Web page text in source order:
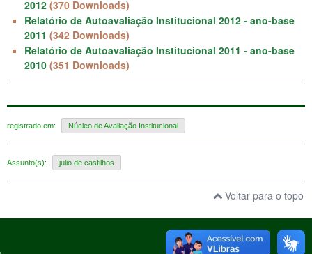
2012 (370 Downloads)
Relatório de Autoavaliação Institucional 2012 - ano-base
2011 (342 Downloads)
Relatório de Autoavaliação Institucional 2011 - ano-base
2010 (351 Downloads)
registrado em: Núcleo de Avaliação Institucional
Assunto(s): julio de castilhos
Voltar para o topo